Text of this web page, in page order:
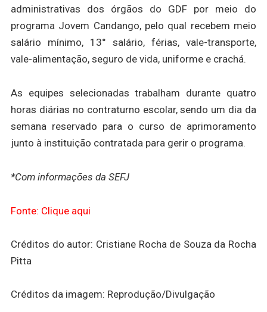
administrativas dos órgãos do GDF por meio do
programa Jovem Candango, pelo qual recebem meio
salário mínimo, 13° salário, férias, vale-transporte,
vale-alimentação, seguro de vida, uniforme e crachá.
As equipes selecionadas trabalham durante quatro
horas diárias no contraturno escolar, sendo um dia da
semana reservado para o curso de aprimoramento
junto à instituição contratada para gerir o programa.
*Com informações da SEFJ
Fonte: Clique aqui
Créditos do autor: Cristiane Rocha de Souza da Rocha
Pitta
Créditos da imagem: Reprodução/Divulgação